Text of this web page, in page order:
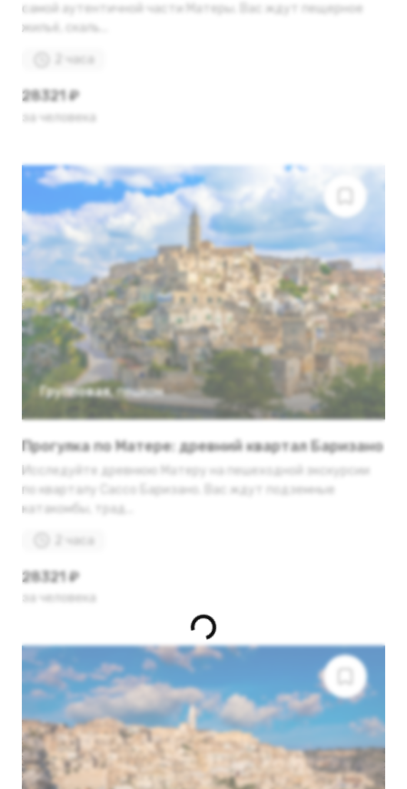
самой аутентичной части Матеры. Вас ждут пещерное
жильё, скаль...
2 часа
28321 ₽
за человека
Групповая, пешком
Прогулка по Матере: древний квартал Баризано
Исследуйте древнюю Матеру на пешеходной экскурсии
по кварталу Сассо Баризано. Вас ждут подземные
катакомбы, трад...
2 часа
28321 ₽
за человека